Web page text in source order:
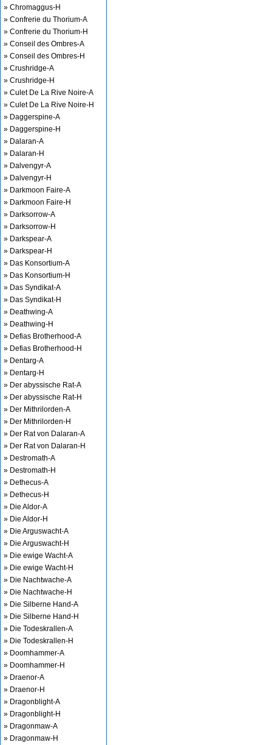
» Chromaggus-H
» Confrerie du Thorium-A
» Confrerie du Thorium-H
» Conseil des Ombres-A
» Conseil des Ombres-H
» Crushridge-A
» Crushridge-H
» Culet De La Rive Noire-A
» Culet De La Rive Noire-H
» Daggerspine-A
» Daggerspine-H
» Dalaran-A
» Dalaran-H
» Dalvengyr-A
» Dalvengyr-H
» Darkmoon Faire-A
» Darkmoon Faire-H
» Darksorrow-A
» Darksorrow-H
» Darkspear-A
» Darkspear-H
» Das Konsortium-A
» Das Konsortium-H
» Das Syndikat-A
» Das Syndikat-H
» Deathwing-A
» Deathwing-H
» Defias Brotherhood-A
» Defias Brotherhood-H
» Dentarg-A
» Dentarg-H
» Der abyssische Rat-A
» Der abyssische Rat-H
» Der Mithrilorden-A
» Der Mithrilorden-H
» Der Rat von Dalaran-A
» Der Rat von Dalaran-H
» Destromath-A
» Destromath-H
» Dethecus-A
» Dethecus-H
» Die Aldor-A
» Die Aldor-H
» Die Arguswacht-A
» Die Arguswacht-H
» Die ewige Wacht-A
» Die ewige Wacht-H
» Die Nachtwache-A
» Die Nachtwache-H
» Die Silberne Hand-A
» Die Silberne Hand-H
» Die Todeskrallen-A
» Die Todeskrallen-H
» Doomhammer-A
» Doomhammer-H
» Draenor-A
» Draenor-H
» Dragonblight-A
» Dragonblight-H
» Dragonmaw-A
» Dragonmaw-H